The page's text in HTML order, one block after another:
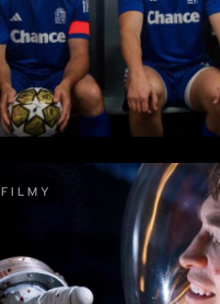
FILMY